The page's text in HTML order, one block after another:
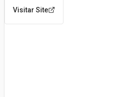
Visitar Site